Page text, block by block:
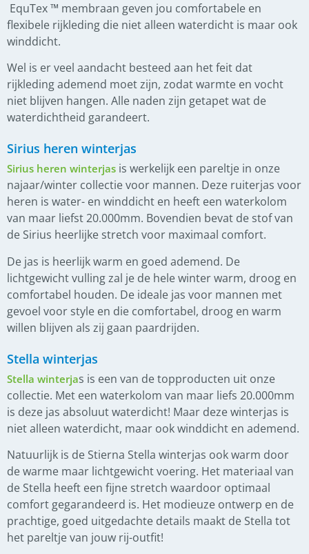
EquTex ™ membraan geven jou comfortabele en
flexibele rijkleding die niet alleen waterdicht is maar ook
winddicht.
Wel is er veel aandacht besteed aan het feit dat
rijkleding ademend moet zijn, zodat warmte en vocht
niet blijven hangen. Alle naden zijn getapet wat de
waterdichtheid garandeert.
Sirius heren winterjas
Sirius heren winterjas is werkelijk een pareltje in onze
najaar/winter collectie voor mannen. Deze ruiterjas voor
heren is water- en winddicht en heeft een waterkolom
van maar liefst 20.000mm. Bovendien bevat de stof van
de Sirius heerlijke stretch voor maximaal comfort.
De jas is heerlijk warm en goed ademend. De
lichtgewicht vulling zal je de hele winter warm, droog en
comfortabel houden. De ideale jas voor mannen met
gevoel voor style en die comfortabel, droog en warm
willen blijven als zij gaan paardrijden.
Stella winterjas
Stella winterjas is een van de topproducten uit onze
collectie. Met een waterkolom van maar liefs 20.000mm
is deze jas absoluut waterdicht! Maar deze winterjas is
niet alleen waterdicht, maar ook winddicht en ademend.
Natuurlijk is de Stierna Stella winterjas ook warm door
de warme maar lichtgewicht voering. Het materiaal van
de Stella heeft een fijne stretch waardoor optimaal
comfort gegarandeerd is. Het modieuze ontwerp en de
prachtige, goed uitgedachte details maakt de Stella tot
het pareltje van jouw rij-outfit!